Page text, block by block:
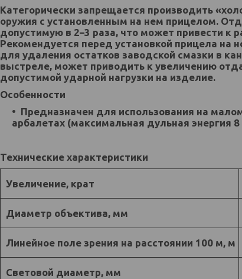
Категорически запрещается производить
оружия с установленным на нем прицелом.
допустимую в 2–3 раза, что может привести к
Рекомендуется перед установкой прицела на
для удаления остатков заводской смазки в
выстреле, может приводить к увеличению
допустимой ударной нагрузки на изделие.
Особенности
Предназначен для использования на
арбалетах (максимальная дульная энергия
Технические характеристики
Увеличение, крат
Диаметр объектива, мм
Линейное поле зрения на расстоянии 100 м, м
Световой диаметр, мм